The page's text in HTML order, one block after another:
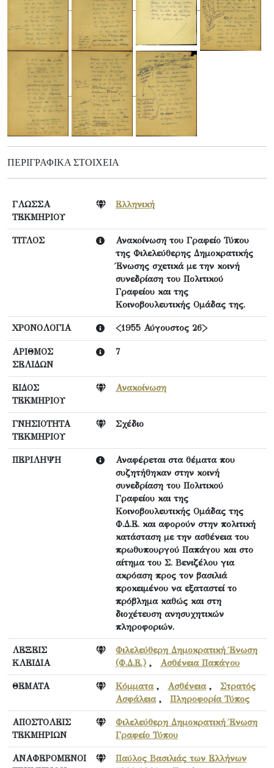
ΠΕΡΙΓΡΑΦΙΚΆ ΣΤΟΙΧΕΊΑ
ΓΛΩΣΣΑ
ΤΕΚΜΗΡΙΟΥ
Ελληνική
ΤΙΤΛΟΣ
Ανακοίνωση του Γραφείο Τύπου
της Φιλελεύθερης Δημοκρατικής
Ένωσης σχετικά με την κοινή
συνεδρίαση του Πολιτικού
Γραφείου και της
Κοινοβουλευτικής Ομάδας της.
ΧΡΟΝΟΛΟΓΙΑ <1955 Αύγουστος 26>
ΑΡΙΘΜΟΣ
ΣΕΛΙΔΩΝ
7
ΕΙΔΟΣ
ΤΕΚΜΗΡΙΟΥ
Ανακοίνωση
ΓΝΗΣΙΟΤΗΤΑ
ΤΕΚΜΗΡΙΟΥ
Σχέδιο
ΠΕΡΙΛΗΨΗ
Αναφέρεται στα θέματα που
συζητήθηκαν στην κοινή
συνεδρίαση του Πολιτικού
Γραφείου και της
Κοινοβουλευτικής Ομάδας της
Φ.Δ.Ε. και αφορούν στην πολιτική
κατάσταση με την ασθένεια του
πρωθυπουργού Παπάγου και στο
αίτημα του Σ. Βενιζέλου για
ακρόαση προς τον βασιλιά
προκειμένου να εξαταστεί το
πρόβλημα καθώς και στη
διοχέτευση ανησυχητικών
πληροφοριών.
ΛΕΞΕΙΣ
ΚΛΕΙΔΙΑ
Φιλελεύθερη Δημοκρατική Ένωση
(Φ.Δ.Ε.) , Ασθένεια Παπάγου
ΘΕΜΑΤΑ Κόμματα, Ασθένεια, Στρατός
Ασφάλεια, Πληροφορία Τύπος
ΑΠΟΣΤΟΛΕΙΣ
ΤΕΚΜΗΡΙΩΝ
Φιλελεύθερη Δημοκρατική Ένωση
Γραφείο Τύπου
ΑΝΑΦΕΡΟΜΕΝΟΙ
Παύλος Βασιλιάς των Ελλήνων